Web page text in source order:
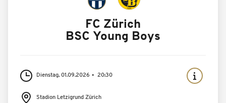
FC Zürich
BSC Young Boys
Dienstag, 01.09.2026 20:30
Stadion Letzigrund Zürich